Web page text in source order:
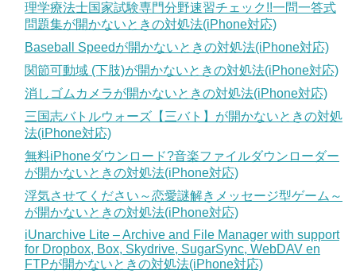
理学療法士国家試験専門分野速習チェック!!一問一答式
問題集が開かないときの対処法(iPhone対応)
Baseball Speedが開かないときの対処法(iPhone対応)
関節可動域 (下肢)が開かないときの対処法(iPhone対応)
消しゴムカメラが開かないときの対処法(iPhone対応)
三国志バトルウォーズ【三バト】が開かないときの対処
法(iPhone対応)
無料iPhoneダウンロード?音楽ファイルダウンローダー
が開かないときの対処法(iPhone対応)
浮気させてください～恋愛謎解きメッセージ型ゲーム～
が開かないときの対処法(iPhone対応)
iUnarchive Lite – Archive and File Manager with support
for Dropbox, Box, Skydrive, SugarSync, WebDAV en
FTPが開かないときの対処法(iPhone対応)